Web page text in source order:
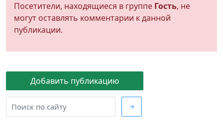
Добавить публикацию
→
Посетители, находящиеся в группе Гость, не
могут оставлять комментарии к данной
публикации.